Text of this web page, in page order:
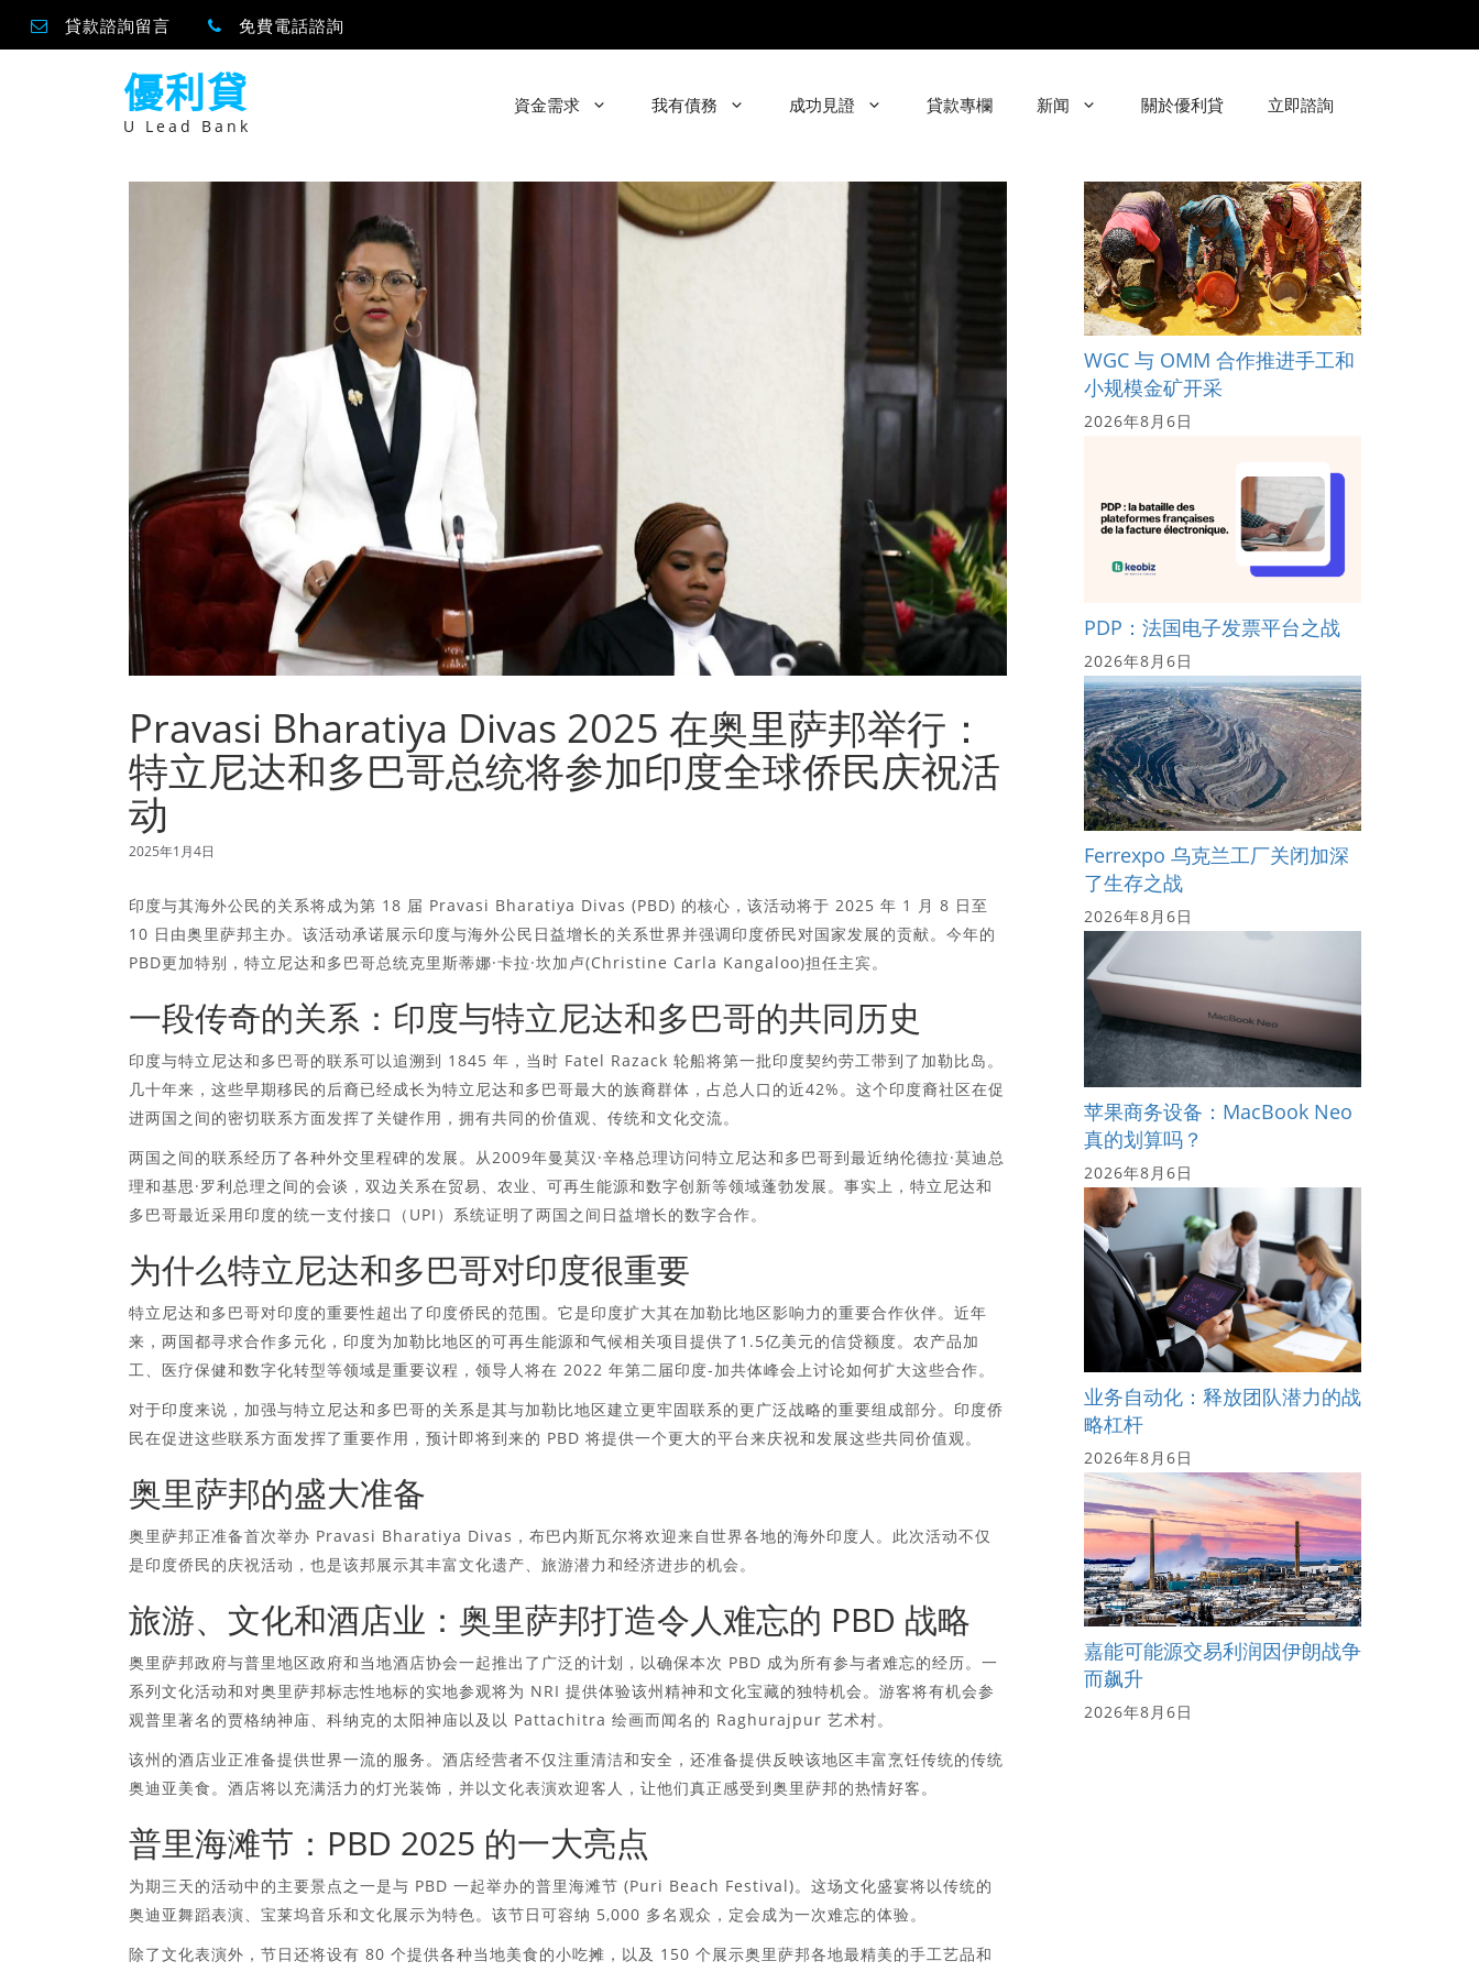
貸款諮詢留言 免費電話諮詢
優利貸
U Lead Bank
資金需求 我有債務 成功見證 貸款專欄 新闻 關於優利貸 立即諮詢
Pravasi Bharatiya Divas 2025 在奥里萨邦举行：
特立尼达和多巴哥总统将参加印度全球侨民庆祝活
动
2025年1月4日
印度与其海外公民的关系将成为第 18 届 Pravasi Bharatiya Divas (PBD) 的核心，该活动将于 2025 年 1 月 8 日至
10 日由奥里萨邦主办。该活动承诺展示印度与海外公民日益增长的关系世界并强调印度侨民对国家发展的贡献。今年的
PBD更加特别，特立尼达和多巴哥总统克里斯蒂娜·卡拉·坎加卢(Christine Carla Kangaloo)担任主宾。
一段传奇的关系：印度与特立尼达和多巴哥的共同历史
印度与特立尼达和多巴哥的联系可以追溯到 1845 年，当时 Fatel Razack 轮船将第一批印度契约劳工带到了加勒比岛。
几十年来，这些早期移民的后裔已经成长为特立尼达和多巴哥最大的族裔群体，占总人口的近42%。这个印度裔社区在促
进两国之间的密切联系方面发挥了关键作用，拥有共同的价值观、传统和文化交流。
两国之间的联系经历了各种外交里程碑的发展。从2009年曼莫汉·辛格总理访问特立尼达和多巴哥到最近纳伦德拉·莫迪总
理和基思·罗利总理之间的会谈，双边关系在贸易、农业、可再生能源和数字创新等领域蓬勃发展。事实上，特立尼达和
多巴哥最近采用印度的统一支付接口（UPI）系统证明了两国之间日益增长的数字合作。
为什么特立尼达和多巴哥对印度很重要
特立尼达和多巴哥对印度的重要性超出了印度侨民的范围。它是印度扩大其在加勒比地区影响力的重要合作伙伴。近年
来，两国都寻求合作多元化，印度为加勒比地区的可再生能源和气候相关项目提供了1.5亿美元的信贷额度。农产品加
工、医疗保健和数字化转型等领域是重要议程，领导人将在 2022 年第二届印度-加共体峰会上讨论如何扩大这些合作。
对于印度来说，加强与特立尼达和多巴哥的关系是其与加勒比地区建立更牢固联系的更广泛战略的重要组成部分。印度侨
民在促进这些联系方面发挥了重要作用，预计即将到来的 PBD 将提供一个更大的平台来庆祝和发展这些共同价值观。
奥里萨邦的盛大准备
奥里萨邦正准备首次举办 Pravasi Bharatiya Divas，布巴内斯瓦尔将欢迎来自世界各地的海外印度人。此次活动不仅
是印度侨民的庆祝活动，也是该邦展示其丰富文化遗产、旅游潜力和经济进步的机会。
旅游、文化和酒店业：奥里萨邦打造令人难忘的 PBD 战略
奥里萨邦政府与普里地区政府和当地酒店协会一起推出了广泛的计划，以确保本次 PBD 成为所有参与者难忘的经历。一
系列文化活动和对奥里萨邦标志性地标的实地参观将为 NRI 提供体验该州精神和文化宝藏的独特机会。游客将有机会参
观普里著名的贾格纳神庙、科纳克的太阳神庙以及以 Pattachitra 绘画而闻名的 Raghurajpur 艺术村。
该州的酒店业正准备提供世界一流的服务。酒店经营者不仅注重清洁和安全，还准备提供反映该地区丰富烹饪传统的传统
奥迪亚美食。酒店将以充满活力的灯光装饰，并以文化表演欢迎客人，让他们真正感受到奥里萨邦的热情好客。
普里海滩节：PBD 2025 的一大亮点
为期三天的活动中的主要景点之一是与 PBD 一起举办的普里海滩节 (Puri Beach Festival)。这场文化盛宴将以传统的
奥迪亚舞蹈表演、宝莱坞音乐和文化展示为特色。该节日可容纳 5,000 多名观众，定会成为一次难忘的体验。
除了文化表演外，节日还将设有 80 个提供各种当地美食的小吃摊，以及 150 个展示奥里萨邦各地最精美的手工艺品和
WGC 与 OMM 合作推进手工和
小规模金矿开采
2026年8月6日
PDP：法国电子发票平台之战
2026年8月6日
Ferrexpo 乌克兰工厂关闭加深
了生存之战
2026年8月6日
苹果商务设备：MacBook Neo
真的划算吗？
2026年8月6日
业务自动化：释放团队潜力的战
略杠杆
2026年8月6日
嘉能可能源交易利润因伊朗战争
而飙升
2026年8月6日